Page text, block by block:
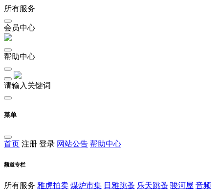
所有服务
会员中心
帮助中心
请输入关键词
菜单
首页 注册 登录 网站公告 帮助中心
频道专栏
所有服务 雅虎拍卖 煤炉市集 日雅跳蚤 乐天跳蚤 骏河屋 音频